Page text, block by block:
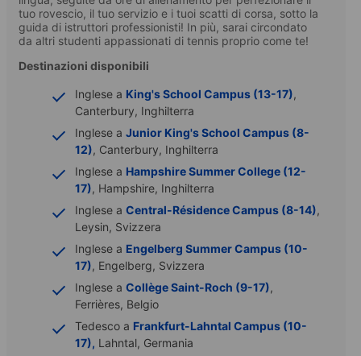
tuo rovescio, il tuo servizio e i tuoi scatti di corsa, sotto la
guida di istruttori professionisti! In più, sarai circondato
da altri studenti appassionati di tennis proprio come te!
Destinazioni disponibili
Inglese a King's School Campus (13-17),
Canterbury, Inghilterra
Inglese a Junior King's School Campus (8-
12), Canterbury, Inghilterra
Inglese a Hampshire Summer College (12-
17), Hampshire, Inghilterra
Inglese a Central-Résidence Campus (8-14),
Leysin, Svizzera
Inglese a Engelberg Summer Campus (10-
17), Engelberg, Svizzera
Inglese a Collège Saint-Roch (9-17),
Ferrières, Belgio
Tedesco a Frankfurt-Lahntal Campus (10-
17), Lahntal, Germania